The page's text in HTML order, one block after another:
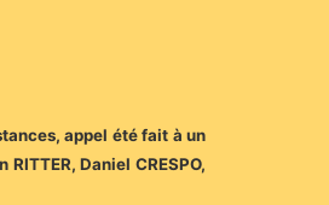
appel été fait à un
Daniel CRESPO,